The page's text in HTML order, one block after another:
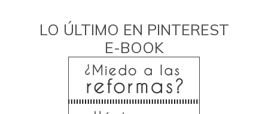
LO ÚLTIMO EN PINTEREST
E-BOOK